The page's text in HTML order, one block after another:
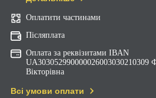
Оплатити частинами
Післяплата
Оплата за реквізитами IBAN
Вікторівна
Всі умови оплати